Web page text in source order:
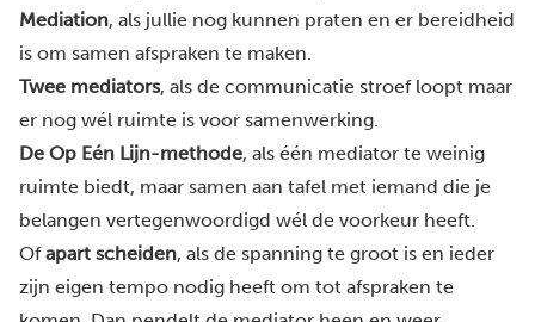
Mediation, als jullie nog kunnen praten en er bereidheid
is om samen afspraken te maken.
Twee mediators, als de communicatie stroef loopt maar
er nog wél ruimte is voor samenwerking.
De Op Eén Lijn-methode, als één mediator te weinig
ruimte biedt, maar samen aan tafel met iemand die je
belangen vertegenwoordigd wél de voorkeur heeft.
Ofapart scheiden, als de spanning te groot is en ieder
zijn eigen tempo nodig heeft om tot afspraken te